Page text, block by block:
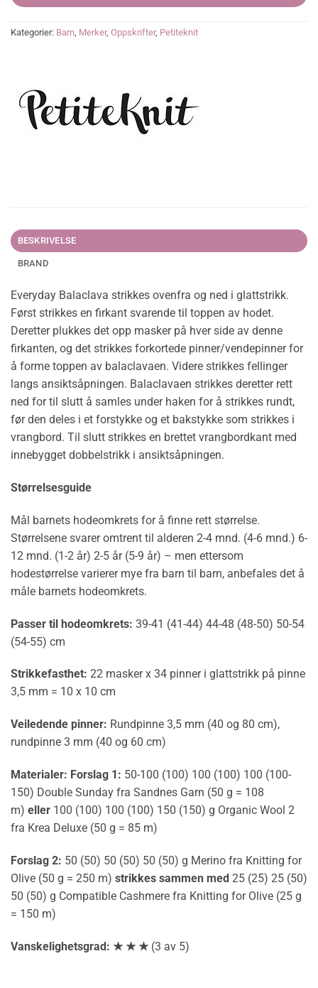
Kategorier: Barn, Merker, Oppskrifter, Petiteknit
BESKRIVELSE
BRAND
Everyday Balaclava strikkes ovenfra og ned i glattstrikk.
Først strikkes en firkant svarende til toppen av hodet.
Deretter plukkes det opp masker på hver side av denne
firkanten, og det strikkes forkortede pinner/vendepinner for
å forme toppen av balaclavaen. Videre strikkes fellinger
langs ansiktsåpningen. Balaclavaen strikkes deretter rett
ned for til slutt å samles under haken for å strikkes rundt,
før den deles i et forstykke og et bakstykke som strikkes i
vrangbord. Til slutt strikkes en brettet vrangbordkant med
innebygget dobbelstrikk i ansiktsåpningen.
Størrelsesguide
Mål barnets hodeomkrets for å finne rett størrelse.
Størrelsene svarer omtrent til alderen 2-4 mnd. (4-6 mnd.) 6-
12 mnd. (1-2 år) 2-5 år (5-9 år) – men ettersom
hodestørrelse varierer mye fra barn til barn, anbefales det å
måle barnets hodeomkrets.
Passer til hodeomkrets: 39-41 (41-44) 44-48 (48-50) 50-54
(54-55) cm
Strikkefasthet: 22 masker x 34 pinner i glattstrikk på pinne
3,5 mm = 10 x 10 cm
Veiledende pinner: Rundpinne 3,5 mm (40 og 80 cm),
rundpinne 3 mm (40 og 60 cm)
Materialer: Forslag 1: 50-100 (100) 100 (100) 100 (100-
150) Double Sunday fra Sandnes Garn (50 g = 108
m) eller 100 (100) 100 (100) 150 (150) g Organic Wool 2
fra Krea Deluxe (50 g = 85 m)
Forslag 2: 50 (50) 50 (50) 50 (50) g Merino fra Knitting for
Olive (50 g = 250 m) strikkes sammen med 25 (25) 25 (50)
50 (50) g Compatible Cashmere fra Knitting for Olive (25 g
= 150 m)
Vanskelighetsgrad: ★ ★ ★ (3 av 5)